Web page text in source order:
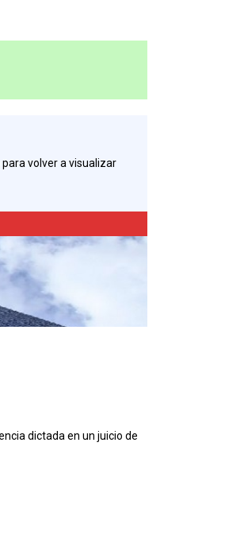
volver a visualizar
dictada en un juicio de